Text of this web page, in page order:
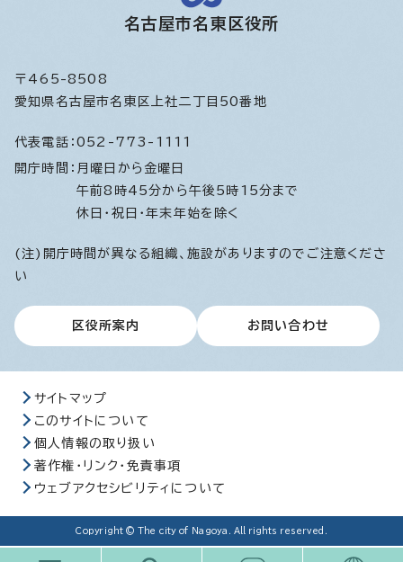
名古屋市名東区役所
〒465-8508
愛知県名古屋市名東区上社二丁目50番地
代表電話： 052-773-1111
開庁時間： 月曜日から金曜日
午前8時45分から午後5時15分まで
休日・祝日・年末年始を除く
(注)開庁時間が異なる組織、施設がありますのでご注意くださ
い
区役所案内 お問い合わせ
サイトマップ
このサイトについて
個人情報の取り扱い
著作権・リンク・免責事項
ウェブアクセシビリティについて
Copyright © The city of Nagoya. All rights reserved.